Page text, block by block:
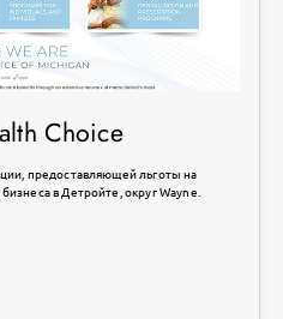
Choice
предоставляющей льготы на
в Детройте, округ Wayne.